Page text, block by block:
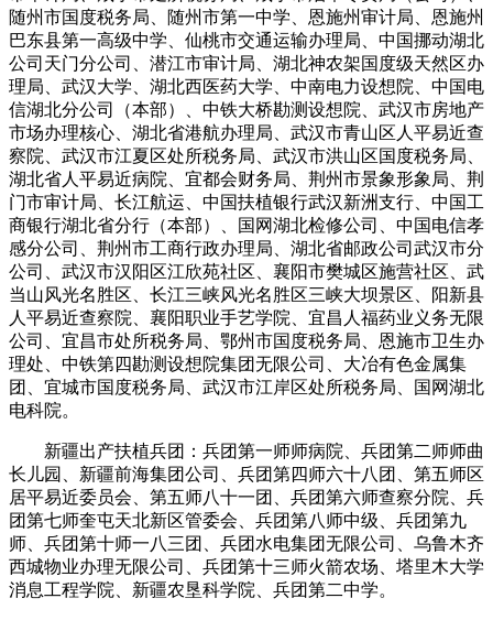
随州市国度税务局、随州市第一中学、恩施州审计局、恩施州
巴东县第一高级中学、仙桃市交通运输办理局、中国挪动湖北
公司天门分公司、潜江市审计局、湖北神农架国度级天然区办
理局、武汉大学、湖北西医药大学、中南电力设想院、中国电
信湖北分公司（本部）、中铁大桥勘测设想院、武汉市房地产
市场办理核心、湖北省港航办理局、武汉市青山区人平易近查
察院、武汉市江夏区处所税务局、武汉市洪山区国度税务局、
湖北省人平易近病院、宜都会财务局、荆州市景象形象局、荆
门市审计局、长江航运、中国扶植银行武汉新洲支行、中国工
商银行湖北省分行（本部）、国网湖北检修公司、中国电信孝
感分公司、荆州市工商行政办理局、湖北省邮政公司武汉市分
公司、武汉市汉阳区江欣苑社区、襄阳市樊城区施营社区、武
当山风光名胜区、长江三峡风光名胜区三峡大坝景区、阳新县
人平易近查察院、襄阳职业手艺学院、宜昌人福药业义务无限
公司、宜昌市处所税务局、鄂州市国度税务局、恩施市卫生办
理处、中铁第四勘测设想院集团无限公司、大冶有色金属集
团、宜城市国度税务局、武汉市江岸区处所税务局、国网湖北
电科院。
新疆出产扶植兵团：兵团第一师师病院、兵团第二师师曲
长儿园、新疆前海集团公司、兵团第四师六十八团、第五师区
居平易近委员会、第五师八十一团、兵团第六师查察分院、兵
团第七师奎屯天北新区管委会、兵团第八师中级、兵团第九
师、兵团第十师一八三团、兵团水电集团无限公司、乌鲁木齐
西城物业办理无限公司、兵团第十三师火箭农场、塔里木大学
消息工程学院、新疆农垦科学院、兵团第二中学。